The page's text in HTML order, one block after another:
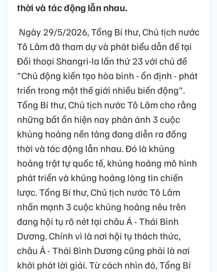
thời và tác động lẫn nhau.
Ngày 29/5/2026, Tổng Bí thư, Chủ tịch nước
Tô Lâm đã tham dự và phát biểu dẫn đề tại
Đối thoại Shangri-la lần thứ 23 với chủ đề
"Chủ động kiến tạo hòa bình - ổn định - phát
triển trong một thế giới nhiều biến động".
Tổng Bí thư, Chủ tịch nước Tô Lâm cho rằng
những bất ổn hiện nay phản ánh 3 cuộc
khủng hoảng nền tảng đang diễn ra đồng
thời và tác động lẫn nhau. Đó là khủng
hoảng trật tự quốc tế, khủng hoảng mô hình
phát triển và khủng hoảng lòng tin chiến
lược. Tổng Bí thư, Chủ tịch nước Tô Lâm
nhấn mạnh 3 cuộc khủng hoảng nêu trên
đang hội tụ rõ nét tại châu Á - Thái Bình
Dương. Chính vì là nơi hội tụ thách thức,
châu Á - Thái Bình Dương cũng phải là nơi
khởi phát lời giải. Từ cách nhìn đó, Tổng Bí